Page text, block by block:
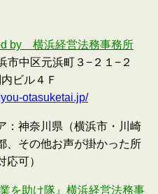
by 横浜経営法務事務所
中区元浜町３−２１−２
ビル４Ｆ
otasuketai.jp/
：神奈川県（横浜市・川崎
、その他お声が掛かった所
応可）
業を助け隊』横浜経営法務事